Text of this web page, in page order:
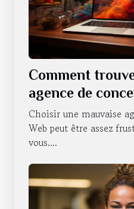
Comment
agence de
professionnelle
Choisir une mauvaise
Web peut être assez
vous....